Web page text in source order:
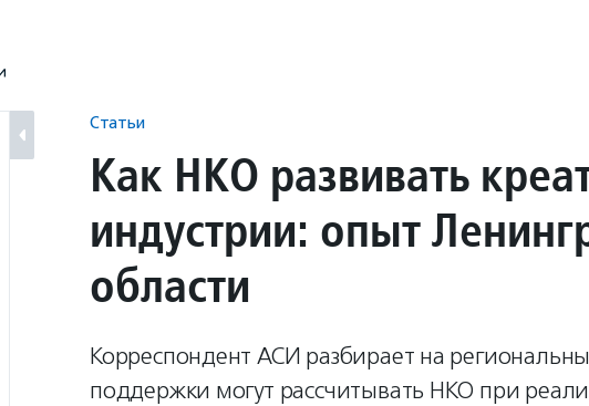
Статьи
Как НКО развивать
индустрии: опыт
области
Корреспондент АСИ разбирает на
поддержки могут рассчитывать НКО при